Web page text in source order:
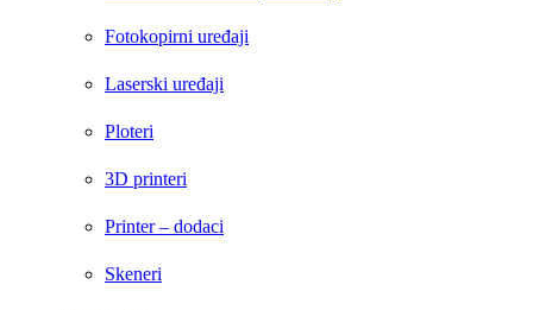
Fotokopirni uređaji
Laserski uređaji
Ploteri
3D printeri
Printer – dodaci
Skeneri